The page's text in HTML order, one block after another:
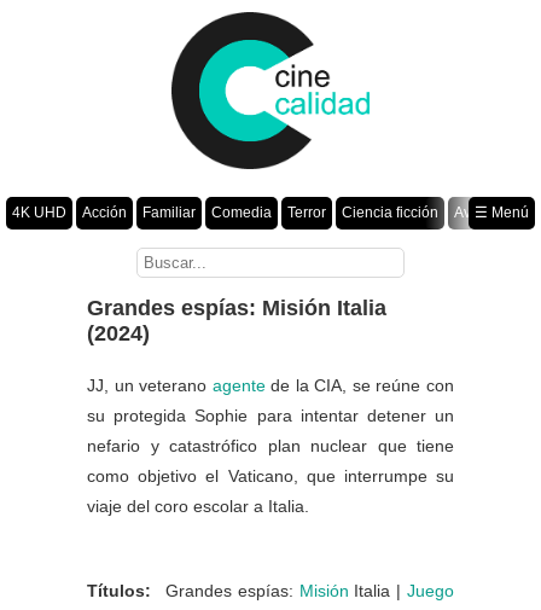
4K UHD Acción Familiar Comedia Terror Ciencia ficción
Aventura
Romance Fantasía Drama Animación Crimen
☰ Menú
Grandes espías: Misión Italia
(2024)
JJ, un veterano agentede la CIA, se reúne con
su protegida Sophie para intentar detener un
nefario y catastrófico plan nuclear que tiene
como objetivo el Vaticano, que interrumpe su
viaje del coro escolar a Italia.
Títulos: Grandes espías: Misión Italia |Juego